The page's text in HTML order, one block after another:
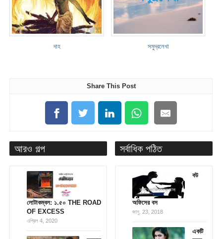
দাহ সমুদ্রলেখা
Share This Post
আরও গল্প
লোটাকম্বল: ১.৫০ THE ROAD
OF EXCESS
এপ্রিল 4, 2020
সর্বাধিক পঠিত
বউ
অফিসের বস
জানু. 23, 2018
একটি